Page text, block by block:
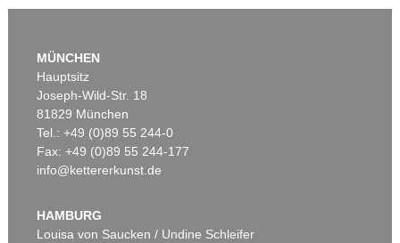
MÜNCHEN
Hauptsitz
Joseph-Wild-Str. 18
81829 München
Tel.: +49 (0)89 55 244-0
Fax: +49 (0)89 55 244-177
info@kettererkunst.de
HAMBURG
Louisa von Saucken / Undine Schleifer